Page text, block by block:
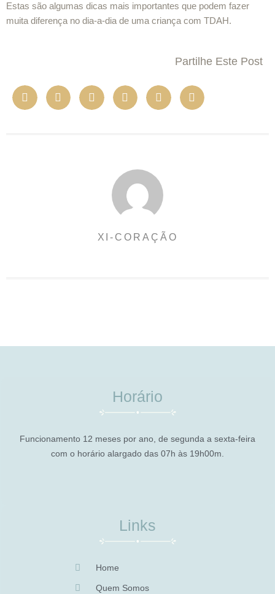
Estas são algumas dicas mais importantes que podem fazer
muita diferença no dia-a-dia de uma criança com TDAH.
Partilhe Este Post
XI-CORAÇÃO
Horário
Funcionamento 12 meses por ano, de segunda a sexta-feira
com o horário alargado das 07h às 19h00m.
Links
Home
Quem Somos